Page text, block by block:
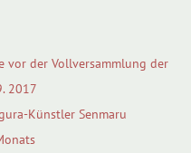
vor der Vollversammlung der
2017
Künstler Senmaru